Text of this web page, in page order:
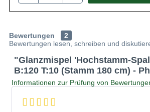
Bewertungen
2
Bewertungen lesen, schreiben und
"Glanzmispel 'Hochstamm-
B:120 T:10 (Stamm 180 cm) -
Informationen zur Prüfung von